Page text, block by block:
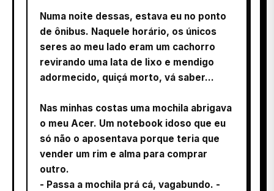
Numa noite dessas, estava eu no ponto
de ônibus. Naquele horário, os únicos
seres ao meu lado eram um cachorro
revirando uma lata de lixo e mendigo
adormecido, quiçá morto, vá saber…
Nas minhas costas uma mochila abrigava
o meu Acer. Um notebook idoso que eu
só não o aposentava porque teria que
vender um rim e alma para comprar
outro.
- Passa a mochila prá cá, vagabundo. -